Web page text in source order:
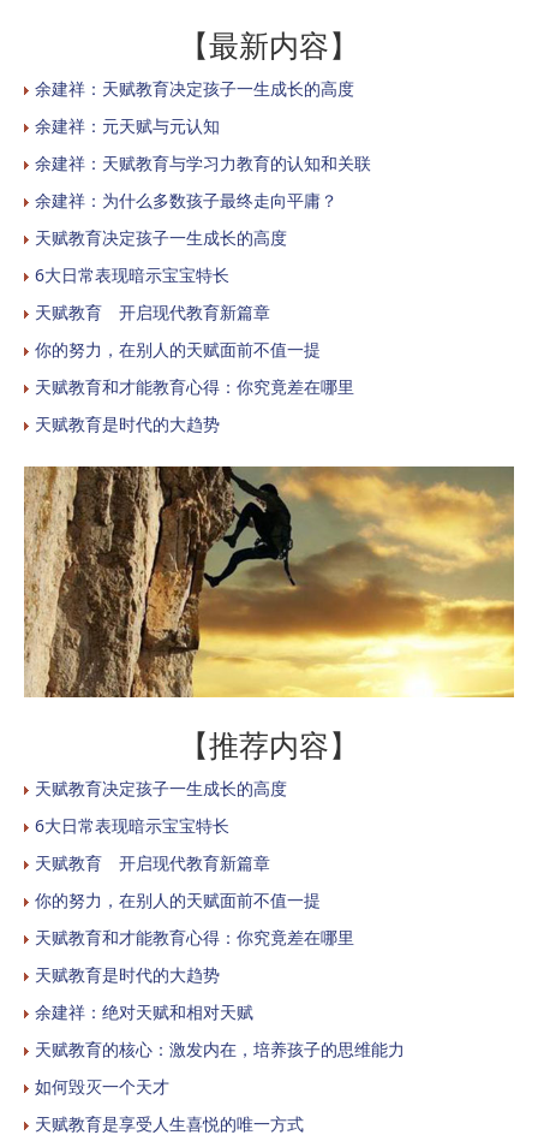
【最新内容】
余建祥：天赋教育决定孩子一生成长的高度
余建祥：元天赋与元认知
余建祥：天赋教育与学习力教育的认知和关联
余建祥：为什么多数孩子最终走向平庸？
天赋教育决定孩子一生成长的高度
6大日常表现暗示宝宝特长
天赋教育 开启现代教育新篇章
你的努力，在别人的天赋面前不值一提
天赋教育和才能教育心得：你究竟差在哪里
天赋教育是时代的大趋势
【推荐内容】
天赋教育决定孩子一生成长的高度
6大日常表现暗示宝宝特长
天赋教育 开启现代教育新篇章
你的努力，在别人的天赋面前不值一提
天赋教育和才能教育心得：你究竟差在哪里
天赋教育是时代的大趋势
余建祥：绝对天赋和相对天赋
天赋教育的核心：激发内在，培养孩子的思维能力
如何毁灭一个天才
天赋教育是享受人生喜悦的唯一方式